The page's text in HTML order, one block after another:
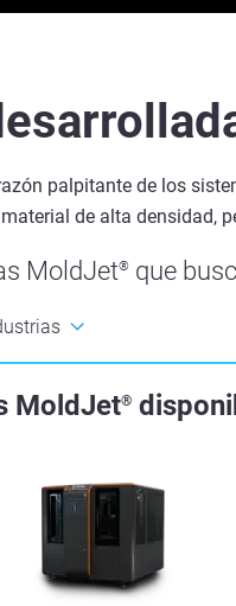
palpitante de los
de alta densidad,
MoldJet® que
MoldJet®